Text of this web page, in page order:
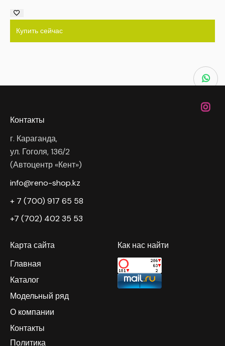
Купить сейчас
Контакты
г. Караганда,
ул. Гоголя, 136/2
(Автоцентр «Кент»)
info@reno-shop.kz
+ 7 (700) 917 65 58
+7 (702) 402 35 53
Карта сайта
Главная
Каталог
Модельный ряд
О компании
Контакты
Политика
Как нас найти